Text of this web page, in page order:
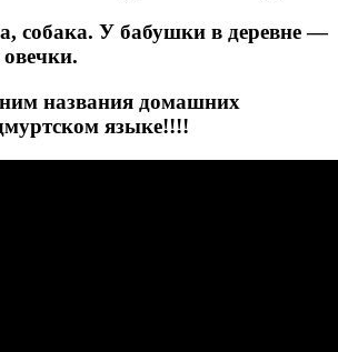
собака. У бабушки в деревне —
названия домашних
языке!!!!